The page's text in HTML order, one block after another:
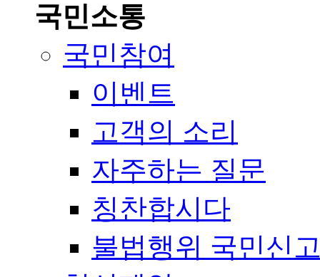
국민소통
국민참여
이벤트
고객의 소리
자주하는 질문
칭찬합시다
불법행위 국민신